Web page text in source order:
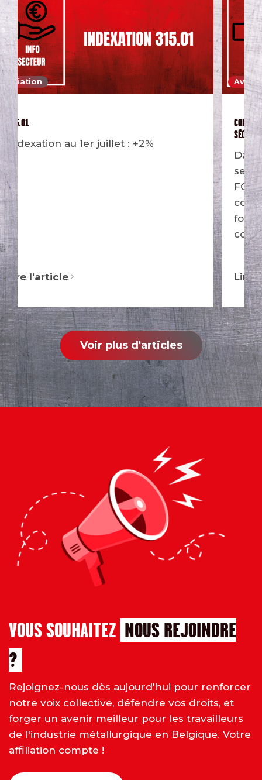
Aviation
COMPAGNIES AÉRIENNES – INDEMNITÉS DU FONDS DE
Dans le cadre des négociations
sectorielles 2025-2026, les Métallos
FGTB ont obtenu des avancées
concrètes pour les indemnités du
fonds de sécurité d’existence des
Lire l'article
Voir plus d'articles
VOUS SOUHAITEZ NOUS REJOINDRE
?
Rejoignez-nous dès aujourd'hui pour renforcer
notre voix collective, défendre vos droits, et
forger un avenir meilleur pour les travailleurs
de l'industrie métallurgique en Belgique. Votre
affiliation compte !